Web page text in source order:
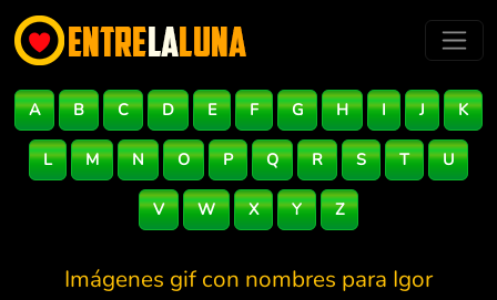
A B C D E F G H I J K
L M N O P Q R S T U
V W X Y Z
Imágenes gif con nombres para Igor